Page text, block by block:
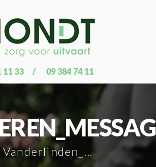
11 33 09 384 74 11